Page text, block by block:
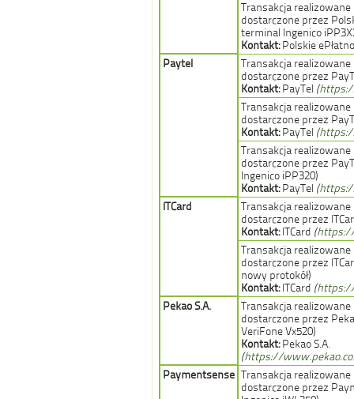
Transakcja
dostarczone przez
terminal Ingenico
Kontakt:Polskie
Paytel
Transakcja
dostarczone przez
Kontakt:PayTel (
Transakcja
dostarczone przez
Kontakt:PayTel (
Transakcja
dostarczone przez
Ingenico iPP320)
Kontakt:PayTel (
ITCard
Transakcja
dostarczone przez
Kontakt:ITCard (
Transakcja
dostarczone przez
nowy protokół)
Kontakt:ITCard (
Pekao S.A.
Transakcja
dostarczone przez
VeriFone Vx520)
Kontakt:Pekao S.A.
(https://
Paymentsense Transakcja
dostarczone przez